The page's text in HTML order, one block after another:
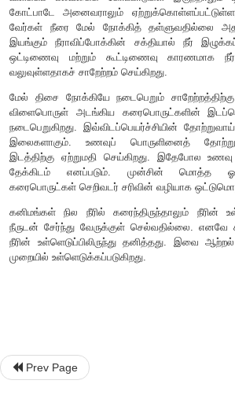
உட்சவ்வூடுபரவல் எனவும் அழைக்கப்படும்.
தாவரச் செல்களில் ஏற்படும்
இது வாடலின்போது ஏற்பட்டுச்
உட்சவ்வூடுபரவல் செல்லை
வேர்த்தூவி வழியாக உறிஞ்சப்பட்ட
முறையில்) தாவரங்களில் பல
சென்றடைய வேண்டும். மூன்று வகையான
நீரானது சைலத்தினை
சிம்பிளாஸ்ட்3) சவ்விடை வழி ஆகும்.
விளக்கப் பல்வகைக் கோட்பாடுகள்
கோட்பாடே அனைவராலும்
வேர்கள் நீரை மேல் நோக்கித்
இயங்கும் நீராவிப்போக்கின் சக்தியால்
ஒட்டிணைவு மற்றும் கூட்டிணைவு
இலைகளாகும். உணவுப்
Prev Page